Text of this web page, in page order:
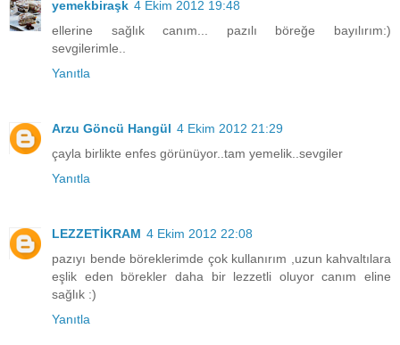
yemekbiraşk 4 Ekim 2012 19:48
ellerine sağlık canım... pazılı böreğe bayılırım:)
sevgilerimle..
Yanıtla
Arzu Göncü Hangül 4 Ekim 2012 21:29
çayla birlikte enfes görünüyor..tam yemelik..sevgiler
Yanıtla
LEZZETİKRAM 4 Ekim 2012 22:08
pazıyı bende böreklerimde çok kullanırım ,uzun kahvaltılara
eşlik eden börekler daha bir lezzetli oluyor canım eline
sağlık :)
Yanıtla